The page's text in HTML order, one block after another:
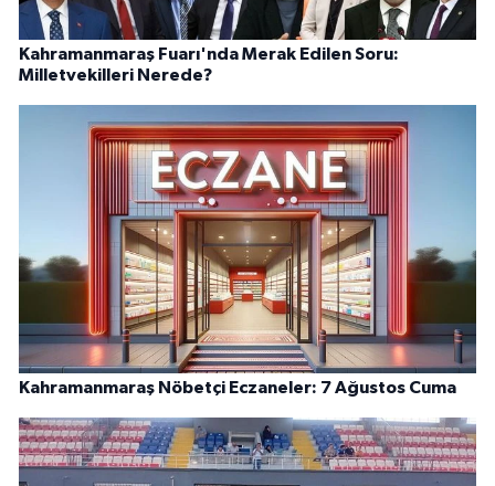
Kahramanmaraş Fuarı'nda Merak Edilen Soru:
Milletvekilleri Nerede?
Kahramanmaraş Nöbetçi Eczaneler: 7 Ağustos Cuma